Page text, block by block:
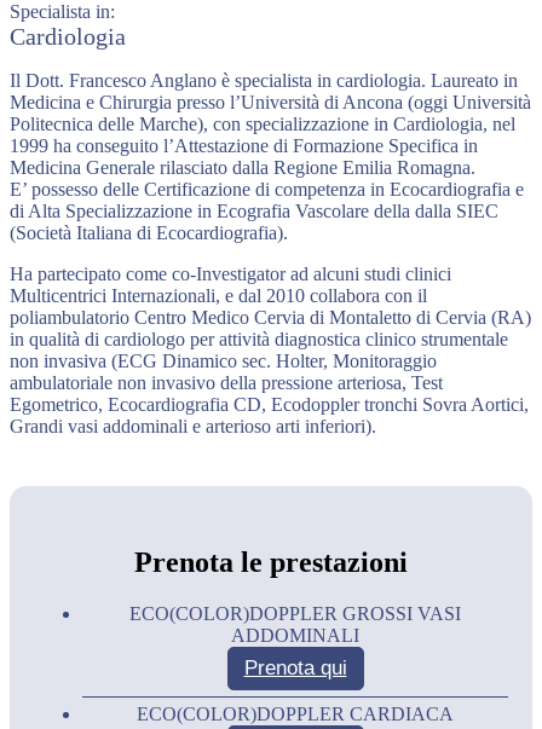
Specialista in:
Cardiologia
Il Dott. Francesco Anglano è specialista in cardiologia. Laureato in
Medicina e Chirurgia presso l’Università di Ancona (oggi Università
Politecnica delle Marche), con specializzazione in Cardiologia, nel
1999 ha conseguito l’Attestazione di Formazione Specifica in
Medicina Generale rilasciato dalla Regione Emilia Romagna.
E’ possesso delle Certificazione di competenza in Ecocardiografia e
di Alta Specializzazione in Ecografia Vascolare della dalla SIEC
(Società Italiana di Ecocardiografia).
Ha partecipato come co-Investigator ad alcuni studi clinici
Multicentrici Internazionali, e dal 2010 collabora con il
poliambulatorio Centro Medico Cervia di Montaletto di Cervia (RA)
in qualità di cardiologo per attività diagnostica clinico strumentale
non invasiva (ECG Dinamico sec. Holter, Monitoraggio
ambulatoriale non invasivo della pressione arteriosa, Test
Egometrico, Ecocardiografia CD, Ecodoppler tronchi Sovra Aortici,
Grandi vasi addominali e arterioso arti inferiori).
Prenota le prestazioni
ECO(COLOR)DOPPLER GROSSI VASI
ADDOMINALI
Prenota qui
ECO(COLOR)DOPPLER CARDIACA